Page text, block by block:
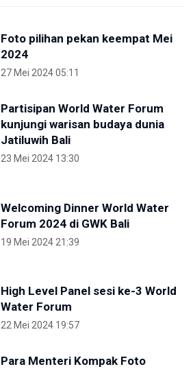
Foto pilihan pekan keempat Mei
2024
27 Mei 2024 05:11
Partisipan World Water Forum
kunjungi warisan budaya dunia
Jatiluwih Bali
23 Mei 2024 13:30
Welcoming Dinner World Water
Forum 2024 di GWK Bali
19 Mei 2024 21:39
High Level Panel sesi ke-3 World
Water Forum
22 Mei 2024 19:57
Para Menteri Kompak Foto